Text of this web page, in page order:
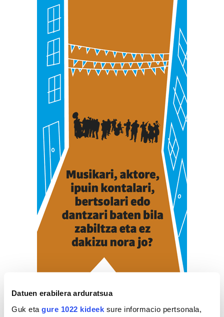
Datuen erabilera arduratsua
Guk eta gure 1022 kideek sure informacio pertsonala,